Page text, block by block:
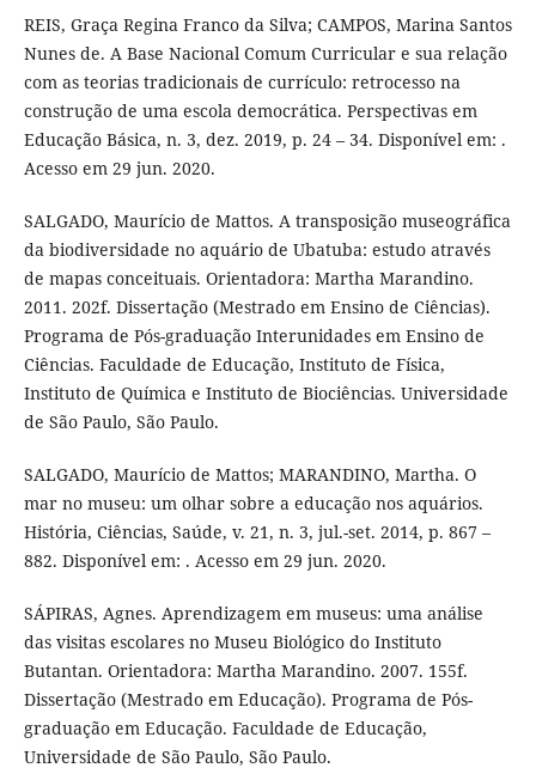
REIS, Graça Regina Franco da Silva; CAMPOS, Marina Santos
Nunes de. A Base Nacional Comum Curricular e sua relação
com as teorias tradicionais de currículo: retrocesso na
construção de uma escola democrática. Perspectivas em
Educação Básica, n. 3, dez. 2019, p. 24 – 34. Disponível em: .
Acesso em 29 jun. 2020.
SALGADO, Maurício de Mattos. A transposição museográfica
da biodiversidade no aquário de Ubatuba: estudo através
de mapas conceituais. Orientadora: Martha Marandino.
2011. 202f. Dissertação (Mestrado em Ensino de Ciências).
Programa de Pós-graduação Interunidades em Ensino de
Ciências. Faculdade de Educação, Instituto de Física,
Instituto de Química e Instituto de Biociências. Universidade
de São Paulo, São Paulo.
SALGADO, Maurício de Mattos; MARANDINO, Martha. O
mar no museu: um olhar sobre a educação nos aquários.
História, Ciências, Saúde, v. 21, n. 3, jul.-set. 2014, p. 867 –
882. Disponível em: . Acesso em 29 jun. 2020.
SÁPIRAS, Agnes. Aprendizagem em museus: uma análise
das visitas escolares no Museu Biológico do Instituto
Butantan. Orientadora: Martha Marandino. 2007. 155f.
Dissertação (Mestrado em Educação). Programa de Pós-
graduação em Educação. Faculdade de Educação,
Universidade de São Paulo, São Paulo.